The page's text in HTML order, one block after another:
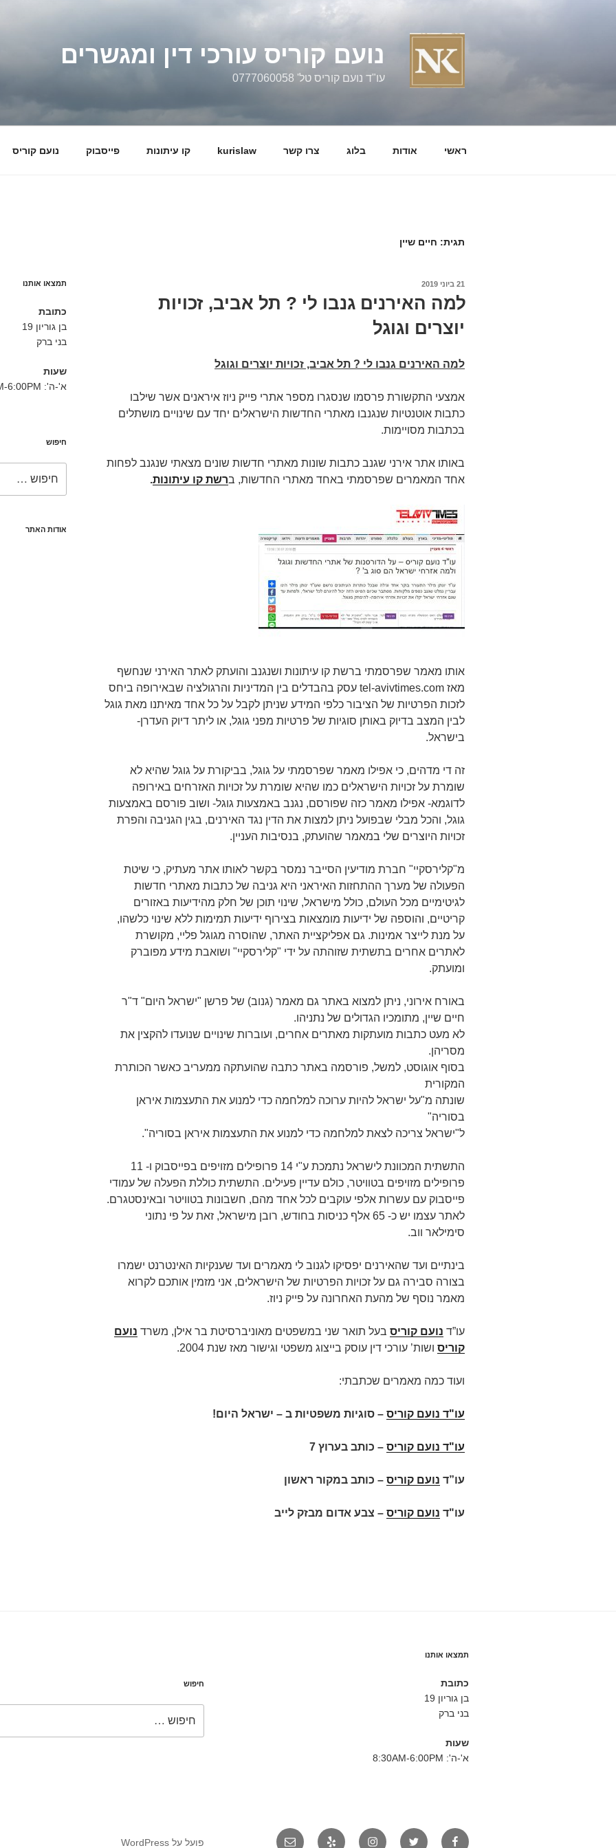
נועם קוריס עורכי דין ומגשרים
עו"ד נועם קוריס טל' 0777060058
ראשי אודות בלוג צרו קשר kurislaw קו עיתונות פייסבוק נועם קוריס
תגית: חיים שיין
פורסם
21 ביוני 2019
למה האירנים גנבו לי ? תל אביב, זכויות
יוצרים וגוגל
למה האירנים גנבו לי ? תל אביב, זכויות יוצרים וגוגל
אמצעי התקשורת פרסמו שנסגרו מספר אתרי פייק ניוז איראנים אשר שילבו
כתבות אוטנטיות שנגנבו מאתרי החדשות הישראלים יחד עם שינויים מושתלים
בכתבות מסויימות.
באותו אתר אירני שגנב כתבות שונות מאתרי חדשות שונים מצאתי שנגנב לפחות
אחד המאמרים שפרסמתי באחד מאתרי החדשות, ברשת קו עיתונות.
אותו מאמר שפרסמתי ברשת קו עיתונות ושנגנב והועתק לאתר האירני שנחשף
מאז tel-avivtimes.com עסק בהבדלים בין המדיניות והרגולציה שבאירופה ביחס
לזכות הפרטיות של הציבור כלפי המידע שניתן לקבל על כל אחד מאיתנו מאת גוגל
לבין המצב בדיוק באותן סוגיות של פרטיות מפני גוגל, או ליתר דיוק העדרן-
בישראל.
זה די מדהים, כי אפילו מאמר שפרסמתי על גוגל, בביקורת על גוגל שהיא לא
שומרת על זכויות הישראלים כמו שהיא שומרת על זכויות האזרחים באירופה
לדוגמא- אפילו מאמר כזה שפורסם, נגנב באמצעות גוגל- ושוב פורסם באמצעות
גוגל, והכל מבלי שבפועל ניתן למצות את הדין נגד האירנים, בגין הגניבה והפרת
זכויות היוצרים שלי במאמר שהועתק, בנסיבות העניין.
מ"קלירסקיי" חברת מודיעין הסייבר נמסר בקשר לאותו אתר מעתיק, כי שיטת
הפעולה של מערך ההתחזות האיראני היא גניבה של כתבות מאתרי חדשות
לגיטימיים מכל העולם, כולל מישראל, שינוי תוכן של חלק מהידיעות באזורים
קריטיים, והוספה של ידיעות מומצאות בצירוף ידיעות תמימות ללא שינוי כלשהו,
על מנת לייצר אמינות. גם אפליקציית האתר, שהוסרה מגוגל פליי, מקושרת
לאתרים אחרים בתשתית שזוהתה על ידי "קלירסקיי" ושואבת מידע מפוברק
ומועתק.
באורח אירוני, ניתן למצוא באתר גם מאמר (גנוב) של פרשן "ישראל היום" ד"ר
חיים שיין, מתומכיו הגדולים של נתניהו.
לא מעט כתבות מועתקות מאתרים אחרים, ועוברות שינויים שנועדו להקצין את
מסריהן.
בסוף אוגוסט, למשל, פורסמה באתר כתבה שהועתקה ממעריב כאשר הכותרת
המקורית
שונתה מ"על ישראל להיות ערוכה למלחמה כדי למנוע את התעצמות איראן
בסוריה"
ל"ישראל צריכה לצאת למלחמה כדי למנוע את התעצמות איראן בסוריה".
התשתית המכוונת לישראל נתמכת ע"י 14 פרופילים מזויפים בפייסבוק ו- 11
פרופילים מזויפים בטוויטר, כולם עדיין פעילים. התשתית כוללת הפעלה של עמודי
פייסבוק עם עשרות אלפי עוקבים לכל אחד מהם, חשבונות בטוויטר ובאינסטגרם.
לאתר עצמו יש כ- 65 אלף כניסות בחודש, רובן מישראל, זאת על פי נתוני
סימילאר ווב.
בינתיים ועד שהאירנים יפסיקו לגנוב לי מאמרים ועד שענקיות האינטרנט ישמרו
בצורה סבירה גם על זכויות הפרטיות של הישראלים, אני מזמין אותכם לקרוא
מאמר נוסף של מהעת האחרונה על פייק ניוז.
עו”ד נועם קוריס בעל תואר שני במשפטים מאוניברסיטת בר אילן, משרד נועם
קוריס ושות’ עורכי דין עוסק בייצוג משפטי וגישור מאז שנת 2004.
ועוד כמה מאמרים שכתבתי:
עו"ד נועם קוריס – סוגיות משפטיות ב – ישראל היום!
עו"ד נועם קוריס – כותב בערוץ 7
עו”ד נועם קוריס – כותב במקור ראשון
עו"ד נועם קוריס – צבע אדום מבזק לייב
תמצאו אותנו
כתובת
בן גוריון 19
בני ברק
שעות
א'-ה': 8:30AM-6:00PM
חיפוש
אודות האתר
תמצאו אותנו
כתובת
בן גוריון 19
בני ברק
שעות
א'-ה': 8:30AM-6:00PM
חיפוש
פייסבוק טוויטר אינסטגרם יאלפ אימייל
פועל על WordPress